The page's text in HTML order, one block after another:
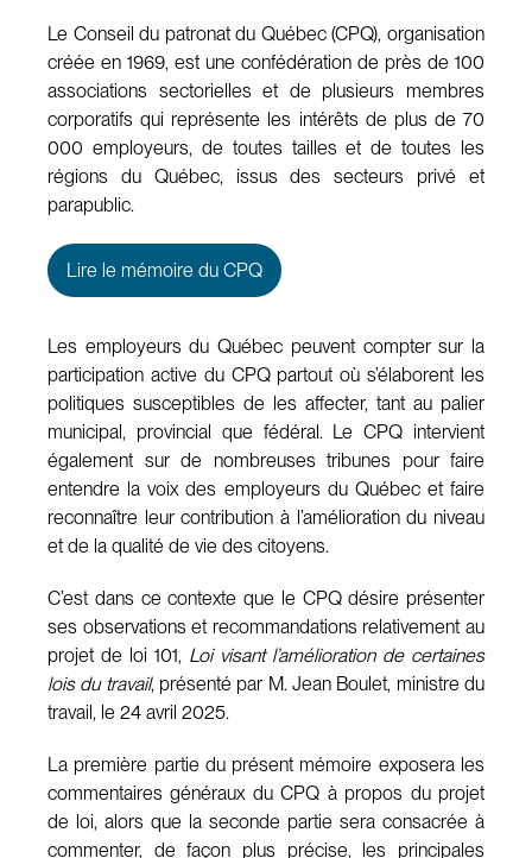
Le Conseil du patronat du Québec (CPQ), organisation
créée en 1969, est une confédération de près de 100
associations sectorielles et de plusieurs membres
corporatifs qui représente les intérêts de plus de 70
000 employeurs, de toutes tailles et de toutes les
régions du Québec, issus des secteurs privé et
parapublic.
Lire le mémoire du CPQ
Les employeurs du Québec peuvent compter sur la
participation active du CPQ partout où s’élaborent les
politiques susceptibles de les affecter, tant au palier
municipal, provincial que fédéral. Le CPQ intervient
également sur de nombreuses tribunes pour faire
entendre la voix des employeurs du Québec et faire
reconnaître leur contribution à l’amélioration du niveau
et de la qualité de vie des citoyens.
C’est dans ce contexte que le CPQ désire présenter
ses observations et recommandations relativement au
projet de loi 101, Loi visant l’amélioration de certaines
lois du travail, présenté par M. Jean Boulet, ministre du
travail, le 24 avril 2025.
La première partie du présent mémoire exposera les
commentaires généraux du CPQ à propos du projet
de loi, alors que la seconde partie sera consacrée à
commenter, de façon plus précise, les principales